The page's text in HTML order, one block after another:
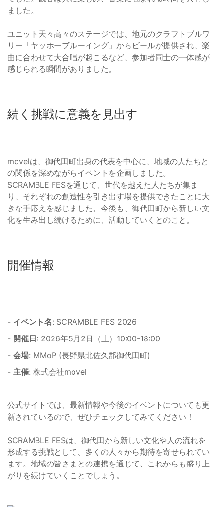
ました。
ユニット天々高々のステージでは、地元のクラフトブルワ
リー「ヤッホーブルーイング」からビールが提供され、楽
曲に合わせて大合唱が起こるなど、参加者同士の一体感が
感じられる瞬間がありました。
続く挑戦に意義を見出す
movelは、御代田町出身の代表を中心に、地域の人たちと
の関係を深めながらイベントを企画しました。
SCRAMBLE FESを通じて、世代を越えた人たちが集ま
り、それぞれの創造性を引き出す場を提供できたことに大
きな手応えを感じました。今後も、御代田町から新しい文
化を生み出し続けるために、活動していくとのこと。
開催情報
- イベント名: SCRAMBLE FES 2026
- 開催日: 2026年5月2日（土）10:00-18:00
- 会場: MMoP (長野県北佐久郡御代田町)
- 主催: 株式会社movel
公式サイトでは、最新情報や今後のイベントについても更
新されているので、ぜひチェックしてみてください！
SCRAMBLE FESは、御代田から新しい文化や人の流れを
形成する挑戦として、多くの人々から期待を寄せられてい
ます。地域の皆さまとの連携を通じて、これからも盛り上
がりを続けていくことでしょう。